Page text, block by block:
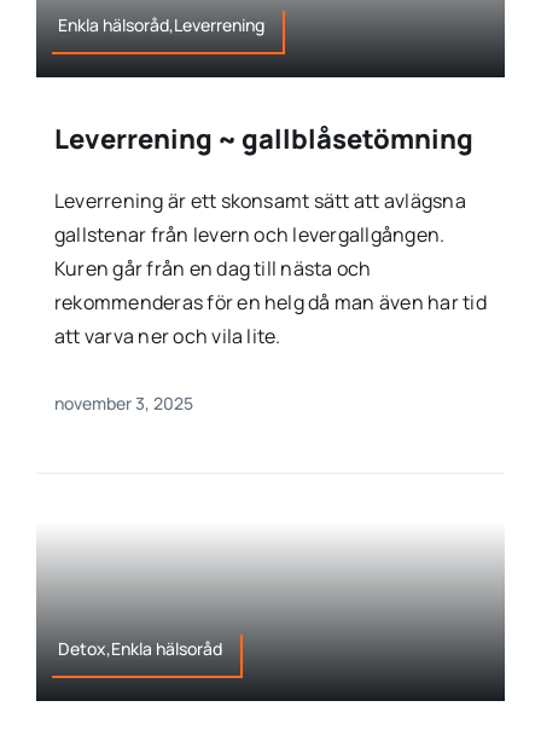
Enkla hälsoråd,Leverrening
Leverrening ~ gallblåsetömning
Leverrening är ett skonsamt sätt att avlägsna
gallstenar från levern och levergallgången.
Kuren går från en dag till nästa och
rekommenderas för en helg då man även har tid
att varva ner och vila lite.
november 3, 2025
Detox,Enkla hälsoråd